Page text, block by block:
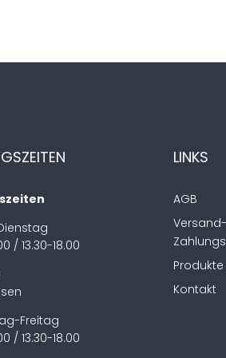
/ 13.30-18.00
Freitag
/ 13.30-18.00
LINKS
AGB
Produkte
Kontakt